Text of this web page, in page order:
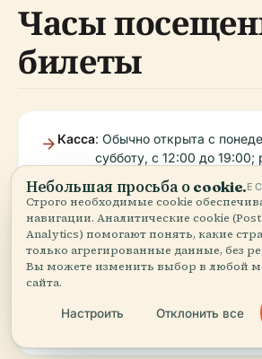
Часы
билеты
Касса: Обычно открыта с
субботу, с 12:00 до 19:00;
спектаклей уточняйте на
сайте.
Билеты: Онлайн и в кассе, с
студентов, пенсионеров
Некоторый цифровой
бесплатный или
«плати сколько
Небольшая просьба о cookie.
Строго необходимые cookie
навигации. Аналитические cookie
Analytics) помогают понять, какие
только агрегированные данные, без
Вы можете изменить выбор в любой
сайта.
Настроить Отклонить все